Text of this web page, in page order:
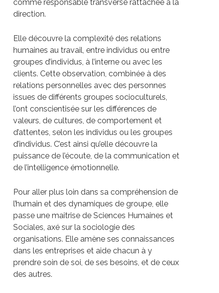
comme responsable transverse rattachée à la
direction.
Elle découvre la complexité des relations
humaines au travail, entre individus ou entre
groupes d’individus, à l’interne ou avec les
clients. Cette observation, combinée à des
relations personnelles avec des personnes
issues de différents groupes socioculturels,
l’ont conscientisée sur les différences de
valeurs, de cultures, de comportement et
d’attentes, selon les individus ou les groupes
d’individus. C’est ainsi qu’elle découvre la
puissance de l’écoute, de la communication et
de l’intelligence émotionnelle.
Pour aller plus loin dans sa compréhension de
l’humain et des dynamiques de groupe, elle
passe une maitrise de Sciences Humaines et
Sociales, axé sur la sociologie des
organisations. Elle amène ses connaissances
dans les entreprises et aide chacun à y
prendre soin de soi, de ses besoins, et de ceux
des autres.